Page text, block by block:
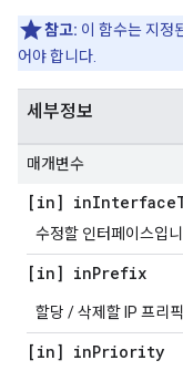
참고: 이 함수는 지정
어야 합니다.
세부정보
매개변수
[in] inInterface
수정할 인터페이스입니
[in] inPrefix
할당 / 삭제할 IP 프리
[in] inPriority